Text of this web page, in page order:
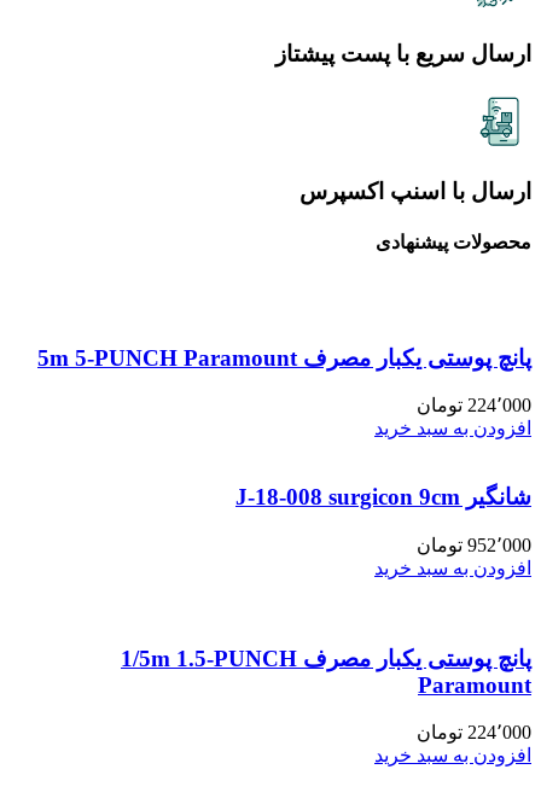
ارسال سریع با پست پیشتاز
ارسال با اسنپ اکسپرس
محصولات پیشنهادی
پانچ پوستی یکبار مصرف 5m 5-PUNCH Paramount
224٬000 تومان
افزودن به سبد خرید
شانگیر J-18-008 surgicon 9cm
952٬000 تومان
افزودن به سبد خرید
پانچ پوستی یکبار مصرف 1/5m 1.5-PUNCH
Paramount
224٬000 تومان
افزودن به سبد خرید